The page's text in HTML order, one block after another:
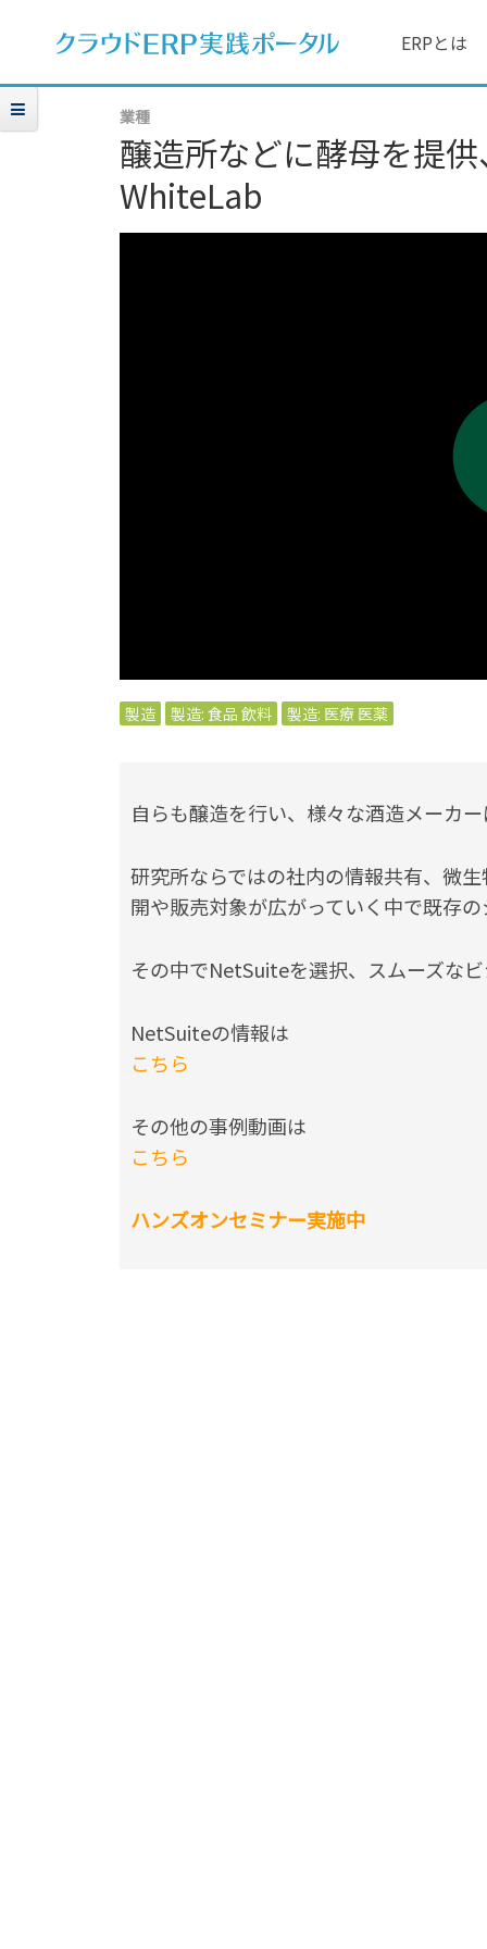
ERPとは
業種
醸造所などに酵母を提
WhiteLab
製造 製造: 食品 飲料 製造: 医療 医薬
自らも醸造を行い、様々な酒造メーカ
研究所ならではの社内の情報共有、微
開や販売対象が広がっていく中で既存
その中でNetSuiteを選択、スムーズな
NetSuiteの情報は
こちら
その他の事例動画は
こちら
ハンズオンセミナー実施中